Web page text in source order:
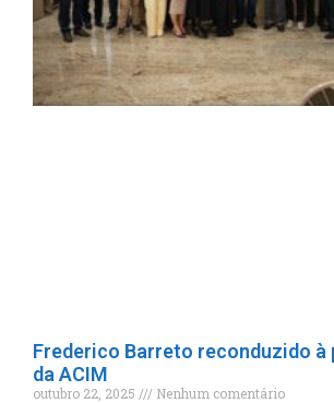
Frederico Barreto reconduzido à
da ACIM
outubro 22, 2025
Nenhum comentário